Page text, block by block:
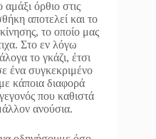
όρθιο στις
αποτελεί και το
το οποίο μας
Στο εν λόγω
το γκάζι, έτσι
ένα συγκεκριμένο
κάποια διαφορά
που καθιστά
ανούσια.